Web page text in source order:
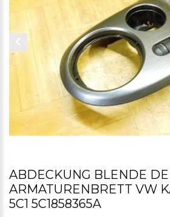
ABDECKUNG BLENDE
ARMATURENBRETT VW
5C1 5C1858365A